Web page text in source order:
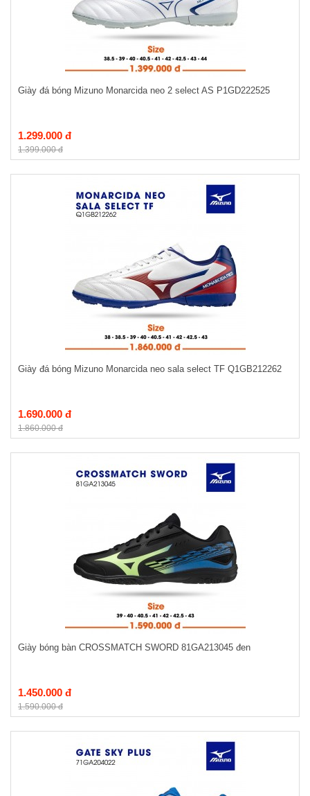
Giày đá bóng Mizuno Monarcida neo 2 select AS P1GD222525
1.299.000 đ
1.399.000 đ
Giày đá bóng Mizuno Monarcida neo sala select TF Q1GB212262
1.690.000 đ
1.860.000 đ
Giày bóng bàn CROSSMATCH SWORD 81GA213045 đen
1.450.000 đ
1.590.000 đ